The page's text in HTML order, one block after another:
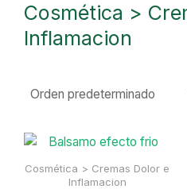
Cosmética >
Inflamacion
Cosmética > Cremas Dolor e
Inflamacion